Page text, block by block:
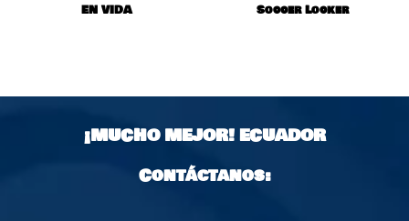
EN VIDA Soccer Locker
¡MUCHO MEJOR!ECUADOR
Contáctanos: